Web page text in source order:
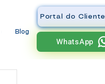
Blog
Portal do Cliente
WhatsApp